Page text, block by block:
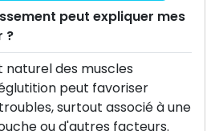
peut expliquer mes
?
naturel des muscles
peut favoriser
surtout associé à une
ou d'autres facteurs.